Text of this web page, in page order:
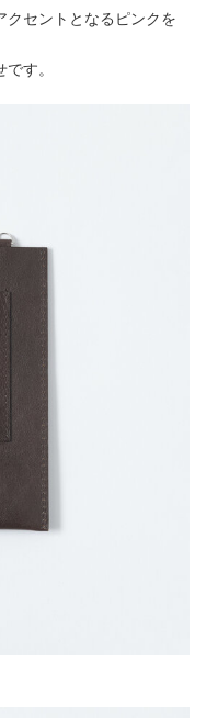
クセントとなるピンクを
す。